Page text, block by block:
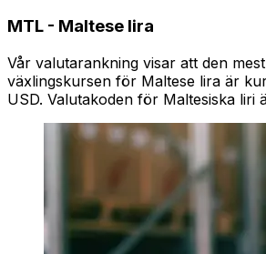
MTL - Maltese lira
Vår valutarankning visar att den
växlingskursen för Maltese lira är
USD. Valutakoden för Maltesiska liri